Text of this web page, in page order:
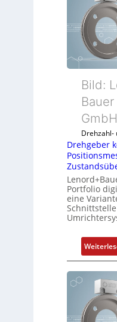
Bild:
GmbH
Drehzahl-
Drehgeber
Portfolio
eine